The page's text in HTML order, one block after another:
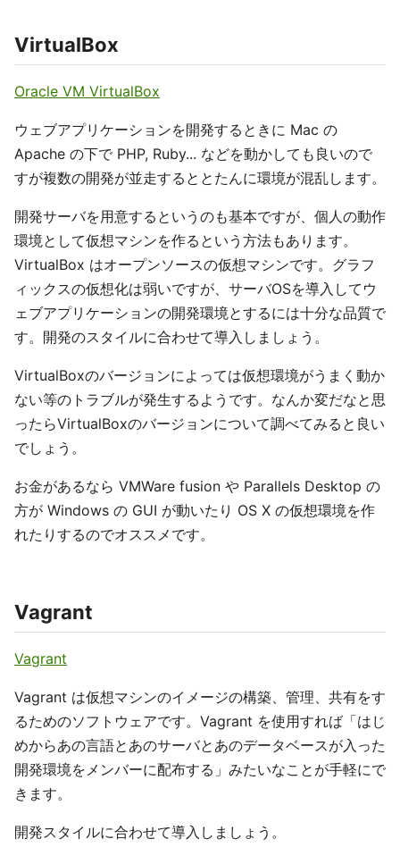
VirtualBox
Oracle VM VirtualBox
ウェブアプリケーションを開発するときに Mac の
Apache の下で PHP, Ruby... などを動かしても良いので
すが複数の開発が並走するととたんに環境が混乱します。
開発サーバを用意するというのも基本ですが、個人の動作
環境として仮想マシンを作るという方法もあります。
VirtualBox はオープンソースの仮想マシンです。グラフ
ィックスの仮想化は弱いですが、サーバOSを導入してウ
ェブアプリケーションの開発環境とするには十分な品質で
す。開発のスタイルに合わせて導入しましょう。
VirtualBoxのバージョンによっては仮想環境がうまく動か
ない等のトラブルが発生するようです。なんか変だなと思
ったらVirtualBoxのバージョンについて調べてみると良い
でしょう。
お金があるなら VMWare fusion や Parallels Desktop の
方が Windows の GUI が動いたり OS X の仮想環境を作
れたりするのでオススメです。
Vagrant
Vagrant
Vagrant は仮想マシンのイメージの構築、管理、共有をす
るためのソフトウェアです。Vagrant を使用すれば「はじ
めからあの言語とあのサーバとあのデータベースが入った
開発環境をメンバーに配布する」みたいなことが手軽にで
きます。
開発スタイルに合わせて導入しましょう。